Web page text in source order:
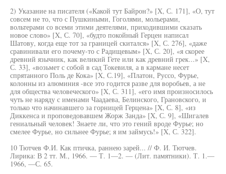
2) Указание на писателя («Какой тут Байрон?» [X, С. 171], «О, тут
совсем не то, что с Пушкиными, Гоголями, мольерами,
вольтерами со всеми этими деятелями, приходившими сказать
новое слово» [X, С. 70], «будто покойный Герцен написал
Шатову, когда еще тот за границей скитался» [X, С. 276], «даже
сравинивали его почему-то с Радищевым» [X, С. 20], «я скорее
древний язычник, как великий Гете или как древний грек...» [X,
С. 33], «возьмет с собой в сад Токевиля, а в кармане несет
спрятанного Поль де Кока» [X, С.19], «Платон, Руссо, Фурье,
колонны из алюминия -все это годится разве для воробьев, а не
для общества человеческого» [X, С. 311], «его имя произносилось
чуть не наряду с именами Чаадаева, Белинского, Грановского, и
только что начинавшего за горницей Герцена» [X, С. 8], «из
Диккенса и проповедовавшем Жорж Занда» [X, С. 9], «Шигалев
гениальный человек! Знаете ли, что это гений вроде Фурье; но
смелее Фурье, но сильнее Фурье; я им займусь!» [X, С. 322].
10 Тютчев Ф.И. Как птичка, раннею зарей... // Ф. И. Тютчев.
Лирика: В 2 тт. М., 1966. — Т. 1—2. — (Лит. памятники). Т. 1.—
1966, —С. 65.